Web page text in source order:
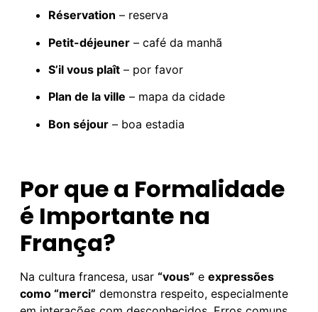
Réservation – reserva
Petit-déjeuner – café da manhã
S’il vous plaît – por favor
Plan de la ville – mapa da cidade
Bon séjour – boa estadia
Por que a Formalidade
é Importante na
França?
Na cultura francesa, usar “vous” e expressões
como “merci” demonstra respeito, especialmente